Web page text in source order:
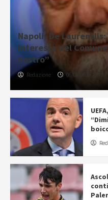
Napoli, De Laurentiis:
interessa del
nostro”
Redazione 06/08/2026 20:43